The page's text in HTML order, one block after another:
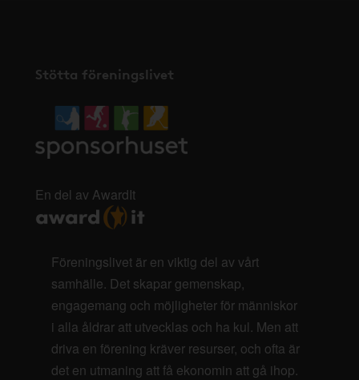
Stötta föreningslivet
En del av AwardIt
Föreningslivet är en viktig del av vårt
samhälle. Det skapar gemenskap,
engagemang och möjligheter för människor
i alla åldrar att utvecklas och ha kul. Men att
driva en förening kräver resurser, och ofta är
det en utmaning att få ekonomin att gå ihop.